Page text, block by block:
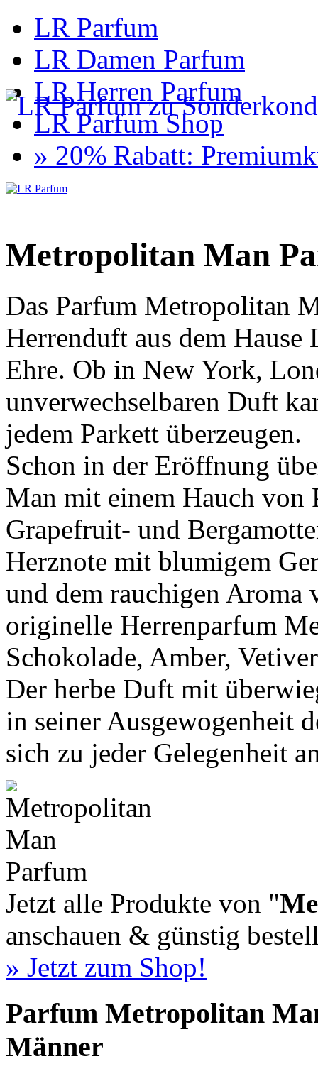
LR Parfum
LR Damen Parfum
LR Herren Parfum
LR Parfum Shop
» 20% Rabatt:
Metropolitan Man
Das Parfum Metropolitan
Herrenduft aus dem Hause
Ehre. Ob in New York,
unverwechselbaren Duft
jedem Parkett überzeugen.
Schon in der Eröffnung
Man mit einem Hauch von
Grapefruit- und
Herznote mit blumigem
und dem rauchigen Aroma
originelle Herrenparfum
Schokolade, Amber,
Der herbe Duft mit
in seiner Ausgewogenheit
sich zu jeder Gelegenheit
Jetzt alle Produkte von "
anschauen & günstig
» Jetzt zum Shop!
Parfum Metropolitan
Männer